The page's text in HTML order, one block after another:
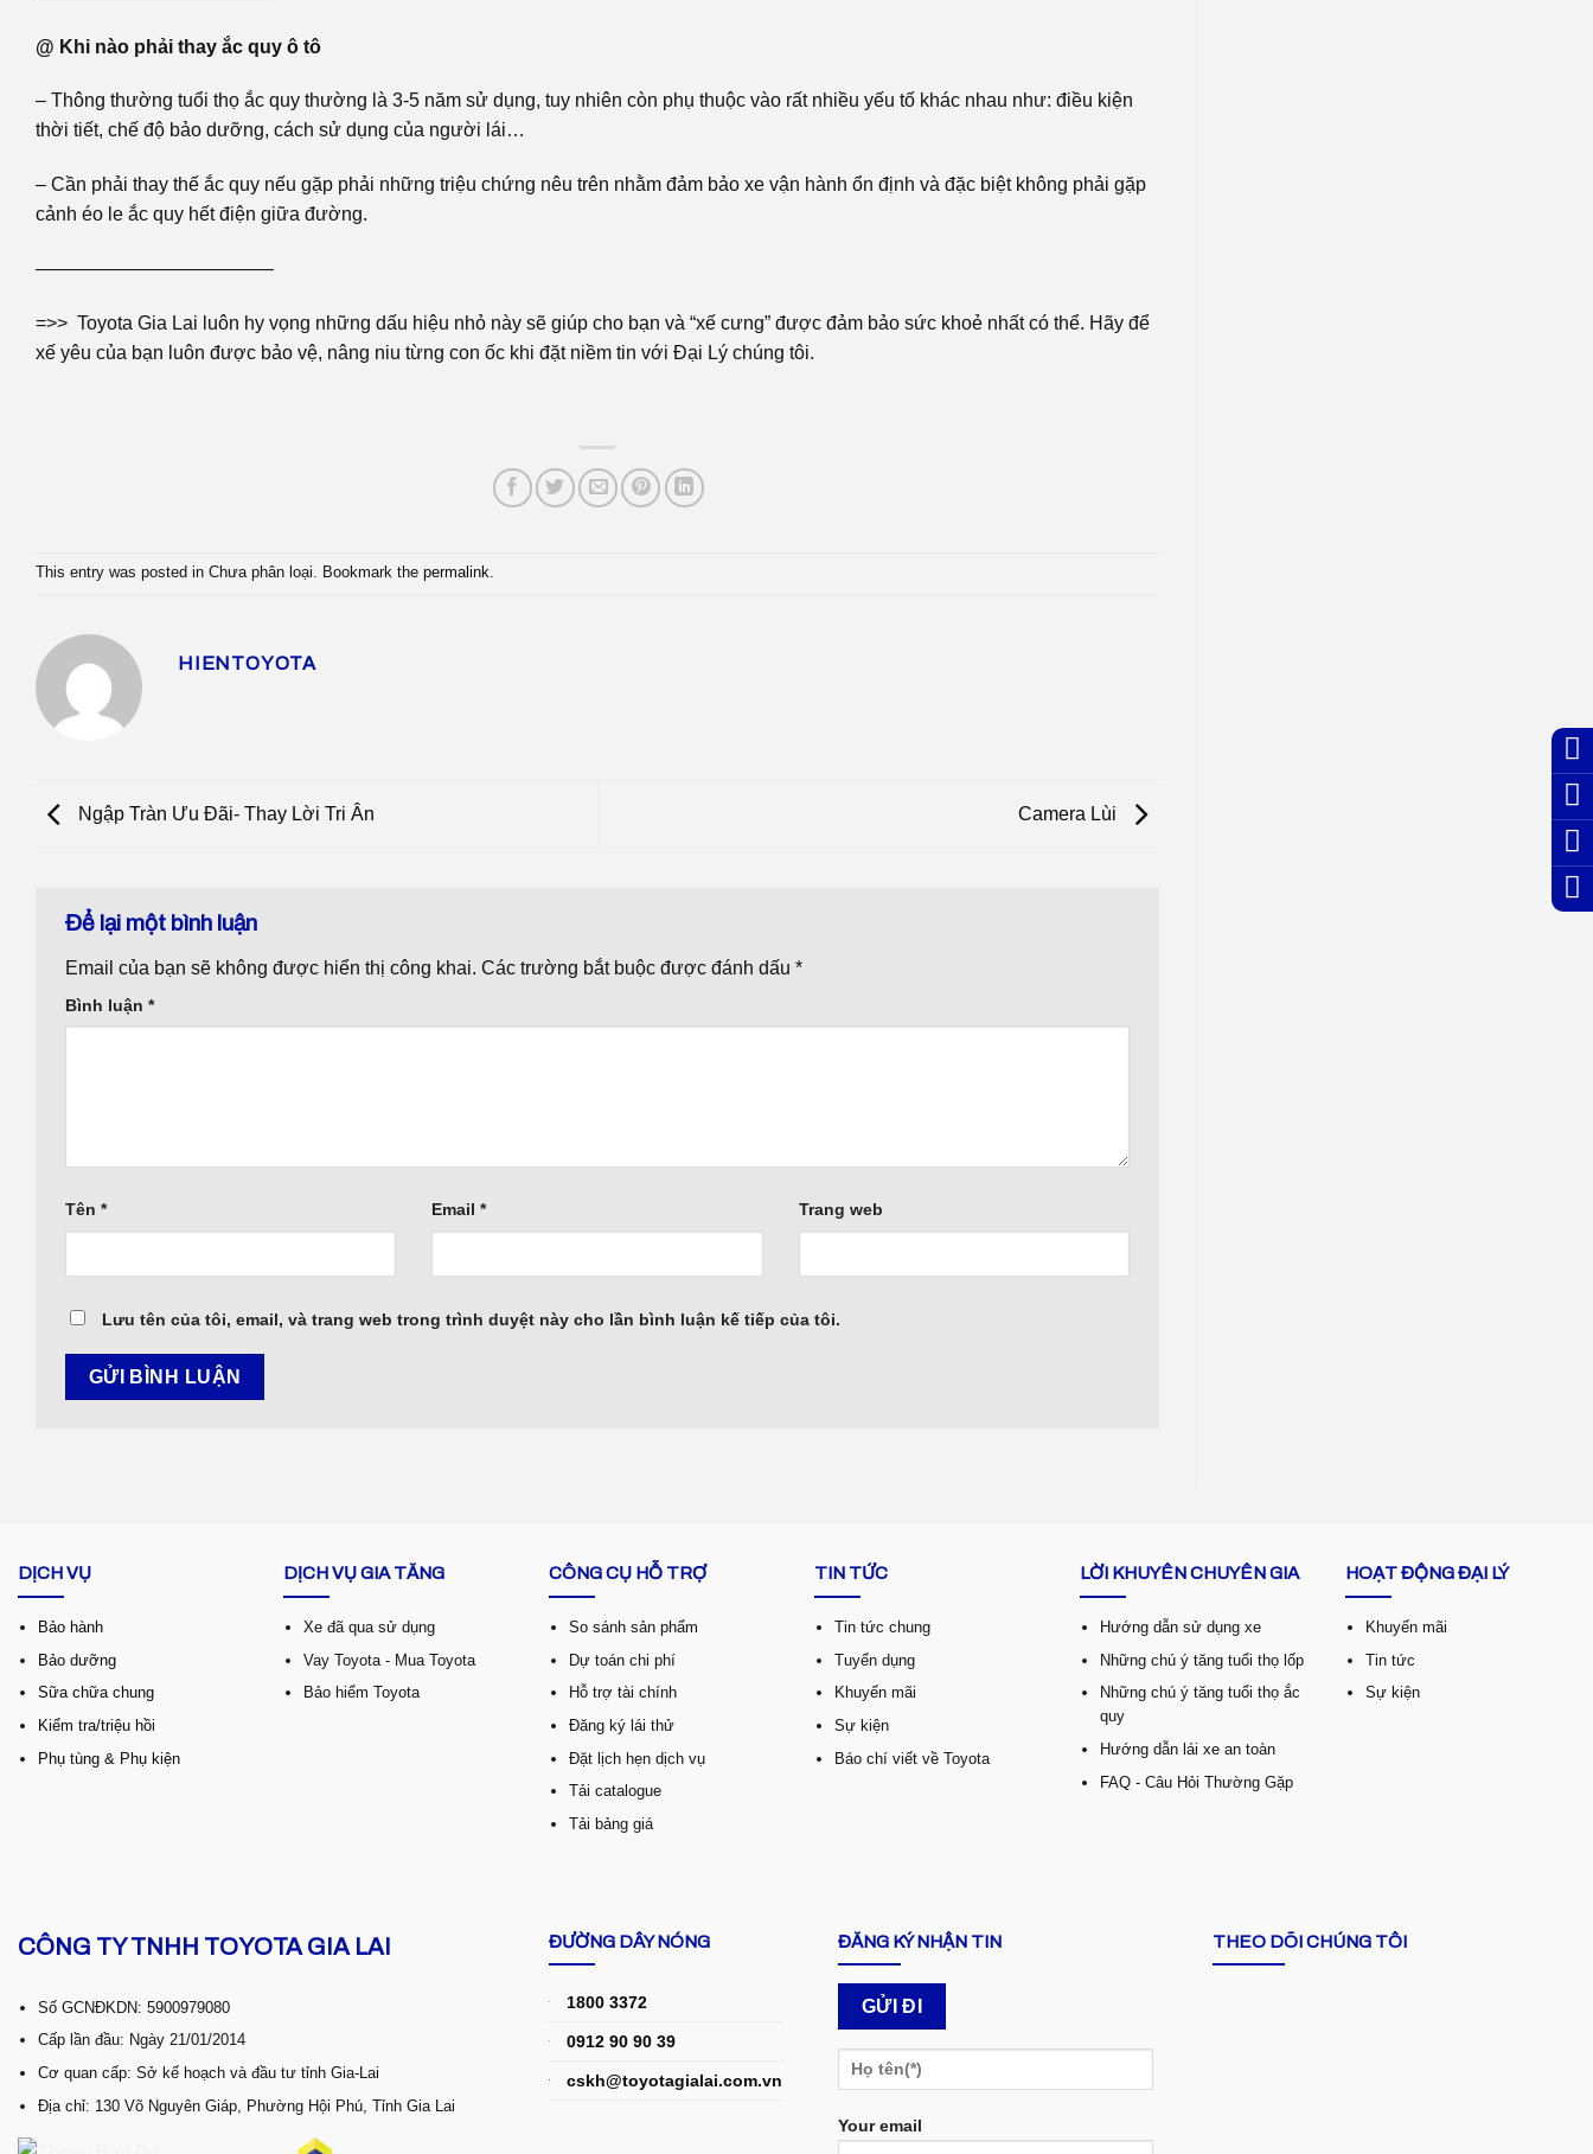
@ Khi nào phải thay ắc quy ô tô
– Thông thường tuổi thọ ắc quy thường là 3-5 năm sử dụng, tuy nhiên còn phụ thuộc vào rất nhiều yếu tố khác nhau như: điều kiện
thời tiết, chế độ bảo dưỡng, cách sử dụng của người lái…
– Cần phải thay thế ắc quy nếu gặp phải những triệu chứng nêu trên nhằm đảm bảo xe vận hành ổn định và đặc biệt không phải gặp
cảnh éo le ắc quy hết điện giữa đường.
————————————–
=>> Toyota Gia Lai luôn hy vọng những dấu hiệu nhỏ này sẽ giúp cho bạn và “xế cưng” được đảm bảo sức khoẻ nhất có thể. Hãy để
xế yêu của bạn luôn được bảo vệ, nâng niu từng con ốc khi đặt niềm tin với Đại Lý chúng tôi.
This entry was posted in Chưa phân loại. Bookmark the permalink
HIENTOYOTA
Ngập Tràn Ưu Đãi- Thay Lời Tri Ân Camera Lùi
Để lại một bình luận
Email của bạn sẽ không được hiển thị công khai. Các trường bắt buộc được đánh dấu *
Bình luận *
Tên * Email* Trang web
Lưu tên của tôi, email, và trang web trong trình duyệt này cho lần bình luận kế tiếp của tôi.
DỊCH VỤ
Bảo hành
Bảo dưỡng
Sữa chữa chung
Kiểm tra/triệu hồi
Phụ tùng & Phụ kiện
DỊCH VỤ GIA TĂNG
Xe đã qua sử dụng
Vay Toyota - Mua Toyota
Bảo hiểm Toyota
CÔNG CỤ HỖ TRỢ
So sánh sản phẩm
Dự toán chi phí
Hỗ trợ tài chính
Đăng ký lái thử
Đặt lịch hẹn dịch vụ
Tải catalogue
Tải bảng giá
TIN TỨC
Tin tức chung
Tuyển dụng
Khuyến mãi
Sự kiện
Báo chí viết về Toyota
LỜI KHUYÊN CHUYÊN GIA
Hướng dẫn sử dụng xe
Những chú ý tăng tuổi thọ lốp
Những chú ý tăng tuổi thọ ắc
quy
Hướng dẫn lái xe an toàn
FAQ - Câu Hỏi Thường Gặp
HOẠT ĐỘNG ĐẠI LÝ
Khuyến mãi
Tin tức
Sự kiện
CÔNG TY TNHH TOYOTA GIA LAI
Số GCNĐKDN: 5900979080
Cấp lần đầu: Ngày 21/01/2014
Cơ quan cấp: Sở kế hoạch và đầu tư tỉnh Gia-Lai
Địa chỉ: 130 Võ Nguyên Giáp, Phường Hội Phú, Tỉnh Gia Lai
ĐƯỜNG DÂY NÓNG
1800 3372
0912 90 90 39
cskh@toyotagialai.com.vn
ĐĂNG KÝ NHẬN TIN
Your email
THEO DÕI CHÚNG TÔI